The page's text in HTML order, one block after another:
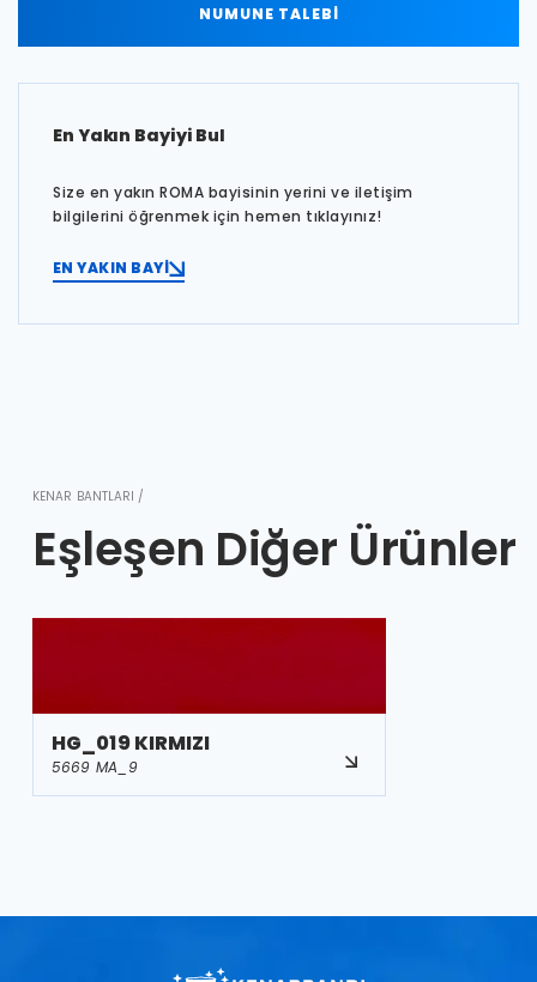
NUMUNE TALEBİ
En Yakın Bayiyi Bul
Size en yakın ROMA bayisinin yerini ve iletişim
bilgilerini öğrenmek için hemen tıklayınız!
EN YAKIN BAYİ
KENAR BANTLARI /
Eşleşen Diğer Ürünler
HG_019 KIRMIZI
5669 MA_9